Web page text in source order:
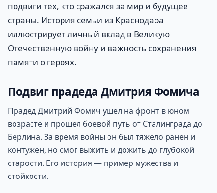
подвиги тех, кто сражался за мир и будущее
страны. История семьи из Краснодара
иллюстрирует личный вклад в Великую
Отечественную войну и важность сохранения
памяти о героях.
Подвиг прадеда Дмитрия Фомича
Прадед Дмитрий Фомич ушел на фронт в юном
возрасте и прошел боевой путь от Сталинграда до
Берлина. За время войны он был тяжело ранен и
контужен, но смог выжить и дожить до глубокой
старости. Его история — пример мужества и
стойкости.